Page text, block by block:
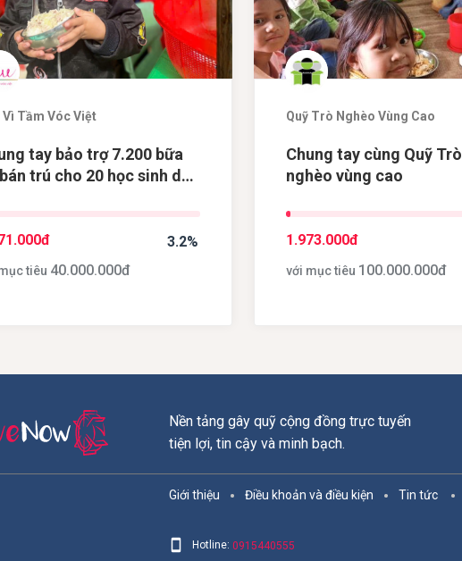
Vì Tầm Vóc Việt
tay bảo trợ 7.200 bữa
trú cho 20 học sinh dân
Dề, tỉnh Cao Bằng
3.2%
đ
tiêu 40.000.000đ
Quỹ Trò Nghèo Vùng Cao
Chung tay cùng Quỹ Trò
nghèo vùng cao
1.973.000đ
với mục tiêu 100.000.000đ
Nền tảng gây quỹ cộng đồng trực tuyến
tiện lợi, tin cậy và minh bạch.
Giới thiệu Điều khoản và điều kiện Tin tức
Hotline: 0915440555